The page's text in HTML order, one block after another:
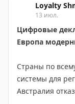
Loyalty
13 июл.
Цифровые
Европа
Страны по
системы для
Австралия